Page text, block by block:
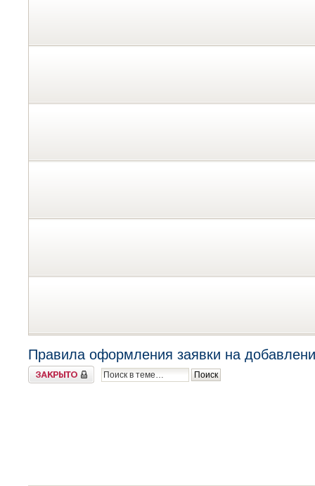
Правила оформления заявки на
Закрыто